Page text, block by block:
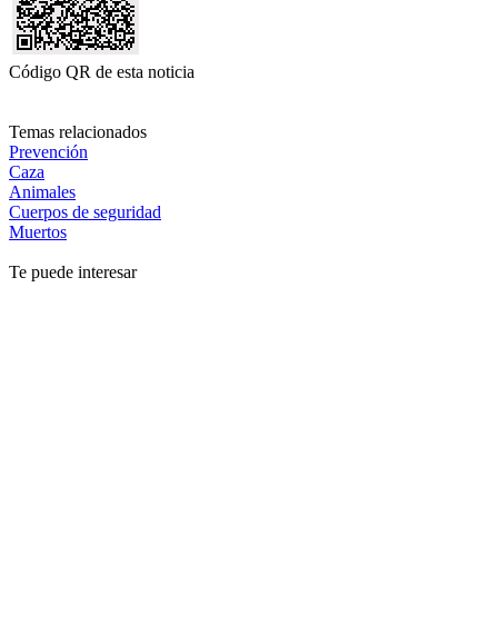
Código QR de esta noticia
Temas relacionados
Prevención
Caza
Animales
Cuerpos de seguridad
Muertos
Te puede interesar